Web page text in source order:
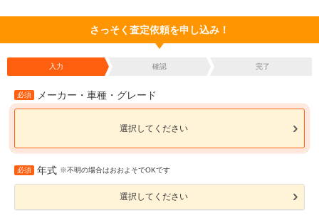
さっそく査定依頼を申し込み！
入力 確認 完了
必須 メーカー・車種・グレード
選択してください
必須 年式 ※不明の場合はおおよそでOKです
選択してください